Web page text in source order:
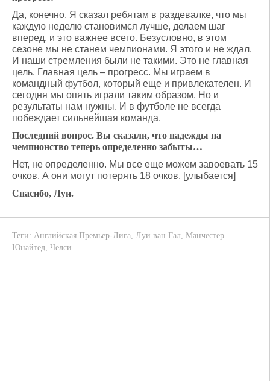
Да, конечно. Я сказал ребятам в раздевалке, что мы
каждую неделю становимся лучше, делаем шаг
вперед, и это важнее всего. Безусловно, в этом
сезоне мы не станем чемпионами. Я этого и не ждал.
И наши стремления были не такими. Это не главная
цель. Главная цель – прогресс. Мы играем в
командный футбол, который еще и привлекателен. И
сегодня мы опять играли таким образом. Но и
результаты нам нужны. И в футболе не всегда
побеждает сильнейшая команда.
Последний вопрос. Вы сказали, что надежды на
чемпионство теперь определенно забыты…
Нет, не определенно. Мы все еще можем завоевать 15
очков. А они могут потерять 18 очков. [улыбается]
Спасибо, Луи.
Теги: Английская Премьер-Лига, Луи ван Гал, Манчестер
Юнайтед, Челси